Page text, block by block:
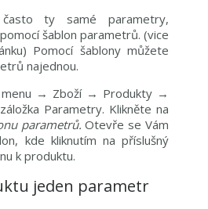
ty samé parametry,
šablon parametrů. (vice
Pomocí šablony můžete
najednou.
menu → Zboží → Produkty →
Parametry. Klikněte na
parametrů.Otevře se Vám
kde kliknutím na příslušný
k produktu.
jeden parametr